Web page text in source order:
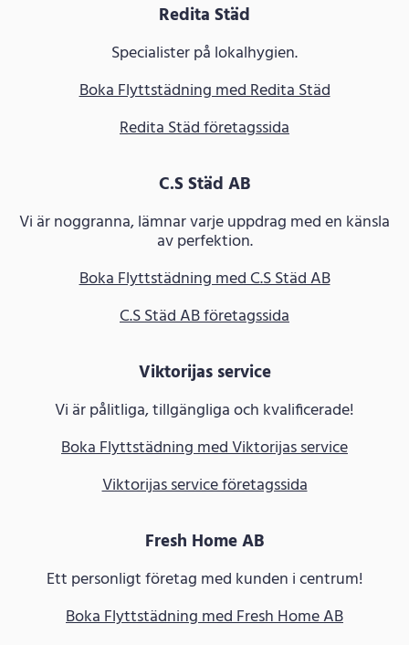
Redita Städ
Specialister på lokalhygien.
Boka Flyttstädning med Redita Städ
Redita Städ företagssida
C.S Städ AB
Vi är noggranna, lämnar varje uppdrag med en känsla
av perfektion.
Boka Flyttstädning med C.S Städ AB
C.S Städ AB företagssida
Viktorijas service
Vi är pålitliga, tillgängliga och kvalificerade!
Boka Flyttstädning med Viktorijas service
Viktorijas service företagssida
Fresh Home AB
Ett personligt företag med kunden i centrum!
Boka Flyttstädning med Fresh Home AB